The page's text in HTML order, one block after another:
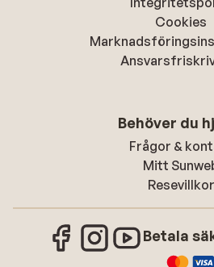
Cookies
Behöver du
Frågor &
Mitt
Resevillkor
Betala